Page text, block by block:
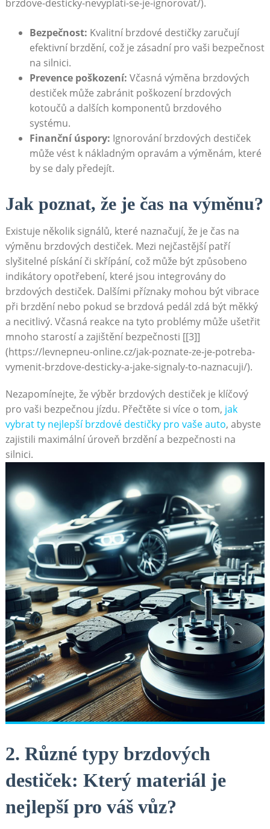
brzdove-desticky-nevyplati-se-je-ignorovat/).
Bezpečnost: Kvalitní ⁢brzdové destičky zaručují ​
efektivní brzdění, což je zásadní pro vaši bezpečnost
na silnici.
Prevence poškození: Včasná výměna brzdových
destiček může zabránit poškození ‍brzdových
kotoučů a dalších komponentů ⁢brzdového
systému.
Finanční úspory: Ignorování brzdových destiček
může vést k nákladným opravám ​a‌ výměnám, které
by‌ se daly předejít.
Jak poznat, že je čas na ​výměnu?
Existuje několik signálů, které naznačují, že‌ je čas na
výměnu ⁣brzdových destiček. Mezi nejčastější patří
slyšitelné ⁢pískání či⁣ skřípání, což může být způsobeno
indikátory opotřebení, které jsou integrovány do‍
brzdových destiček. Dalšími příznaky mohou být vibrace
při brzdění nebo pokud se brzdová pedál zdá být měkký
a necitlivý. Včasná reakce na tyto problémy může ušetřit
mnoho ‍starostí a zajištění ⁣bezpečnosti [[3]]
(https://levnepneu-online.cz/jak-poznate-ze-je-potreba-
vymenit-brzdove-desticky-a-jake-signaly-to-naznacuji/).
Nezapomínejte, že výběr brzdových destiček je klíčový
pro vaši bezpečnou jízdu. Přečtěte si více o⁢ tom, jak
⁢vybrat ty nejlepší brzdové destičky pro vaše auto, abyste
zajistili maximální úroveň brzdění a bezpečnosti na‍
silnici.
2. Různé typy brzdových
destiček: Který materiál je
nejlepší pro váš vůz?